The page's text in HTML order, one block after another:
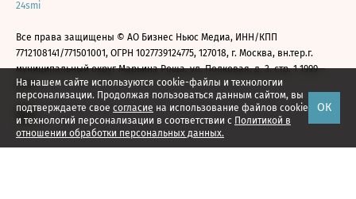
На нашем сайте используются cookie-файлы и технологии
персонализации. Продолжая пользоваться данным сайтом, вы
подтверждаете свое согласие на использование файлов cookie
и технологий персонализации в соответствии с Политикой в
отношении обработки персональных данных.
ОК
24smi
Все права защищены © АО Бизнес Ньюс Медиа, ИНН/КПП
7712108141/771501001, ОГРН 1027739124775, 127018, г. Москва, вн.тер.г.
муниципальный округ Марьина Роща, ул. Полковая, д. 3, стр. 1 1999—
2026